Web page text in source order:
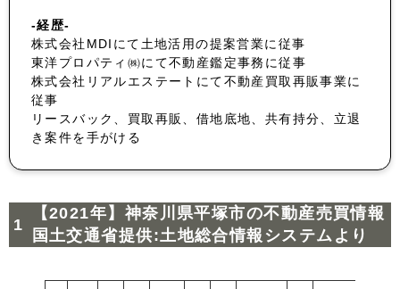
-経歴-
株式会社MDIにて土地活用の提案営業に従事
東洋プロパティ㈱にて不動産鑑定事務に従事
株式会社リアルエステートにて不動産買取再販事業に
従事
リースバック、買取再販、借地底地、共有持分、立退
き案件を手がける
【2021年】神奈川県平塚市の不動産売買情報
国土交通省提供:土地総合情報システムより